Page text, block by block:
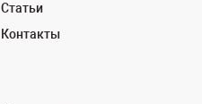
Статьи
Контакты